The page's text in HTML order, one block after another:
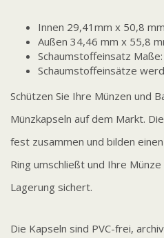
Innen 29,41mm x 50,8
Außen 34,46 mm x 55,8
Schaumstoffeinsatz
Schaumstoffeinsätze
Schützen Sie Ihre Münzen und
Münzkapseln auf dem Markt.
fest zusammen und bilden
Ring umschließt und Ihre
Lagerung sichert.
Die Kapseln sind PVC-frei,